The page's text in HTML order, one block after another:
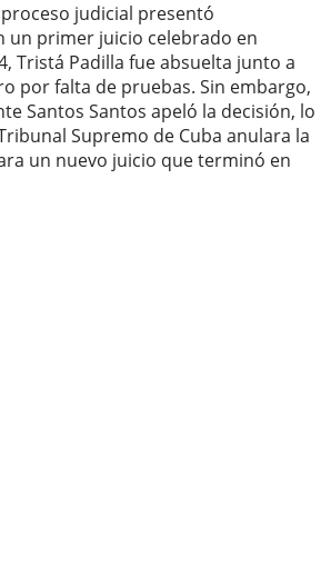
proceso judicial presentó
un primer juicio celebrado en
Tristá Padilla fue absuelta junto a
por falta de pruebas. Sin embargo,
Santos Santos apeló la decisión, lo
Supremo de Cuba anulara la
un nuevo juicio que terminó en